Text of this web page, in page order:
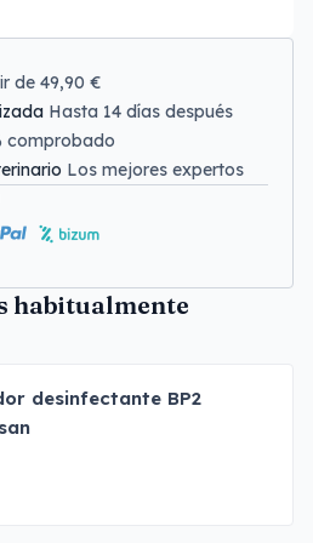
de 49,90 €
Hasta 14 días después
comprobado
Los mejores expertos
habitualmente
desinfectante BP2